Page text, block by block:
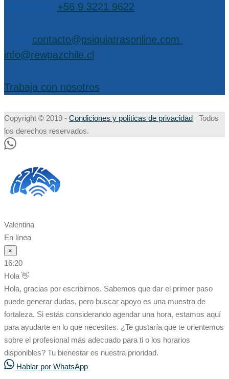
+56 9 3221 9622
contacto@psiquiatrasonline.com
info@rewpazchile.cl
Trabaja con nosotros
Copyright © 2019 - Condiciones y políticas de privacidad Todos
los derechos reservados.
Valentina
En línea
×
16:20
Hola 👋
Hola, gracias por escribirnos. Sabemos que dar el primer paso
puede generar dudas, pero buscar apoyo es una muestra de
fortaleza. Si estás considerando agendar una hora, estamos aquí
para ayudarte en lo que necesites. ¿Te gustaría que te orientemos
sobre el profesional más adecuado para ti o los horarios
disponibles? Tu bienestar es nuestra prioridad.
Hablar por WhatsApp